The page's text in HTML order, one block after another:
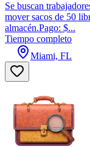
Se buscan
mover sacos de 50
almacén.Pago: $...
Tiempo completo
Miami, FL